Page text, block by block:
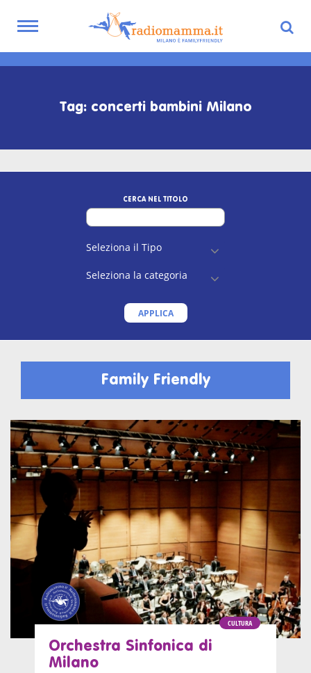
Toggle
Tag: concerti bambini Milano
CERCA NEL TITOLO
APPLICA
Family Friendly
CULTURA
Orchestra Sinfonica di
Milano